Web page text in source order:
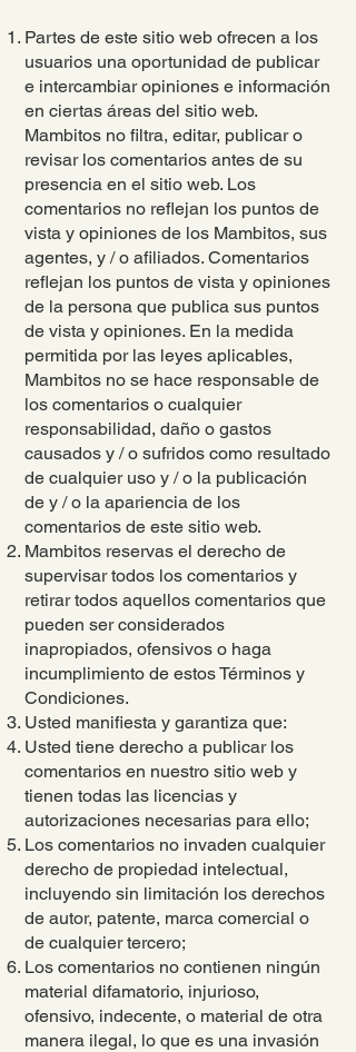
Partes de este sitio web ofrecen a los
usuarios una oportunidad de publicar
e intercambiar opiniones e información
en ciertas áreas del sitio web.
Mambitos no filtra, editar, publicar o
revisar los comentarios antes de su
presencia en el sitio web. Los
comentarios no reflejan los puntos de
vista y opiniones de los Mambitos, sus
agentes, y / o afiliados. Comentarios
reflejan los puntos de vista y opiniones
de la persona que publica sus puntos
de vista y opiniones. En la medida
permitida por las leyes aplicables,
Mambitos no se hace responsable de
los comentarios o cualquier
responsabilidad, daño o gastos
causados y / o sufridos como resultado
de cualquier uso y / o la publicación
de y / o la apariencia de los
comentarios de este sitio web.
Mambitos reservas el derecho de
supervisar todos los comentarios y
retirar todos aquellos comentarios que
pueden ser considerados
inapropiados, ofensivos o haga
incumplimiento de estos Términos y
Condiciones.
Usted manifiesta y garantiza que:
Usted tiene derecho a publicar los
comentarios en nuestro sitio web y
tienen todas las licencias y
autorizaciones necesarias para ello;
Los comentarios no invaden cualquier
derecho de propiedad intelectual,
incluyendo sin limitación los derechos
de autor, patente, marca comercial o
de cualquier tercero;
Los comentarios no contienen ningún
material difamatorio, injurioso,
ofensivo, indecente, o material de otra
manera ilegal, lo que es una invasión